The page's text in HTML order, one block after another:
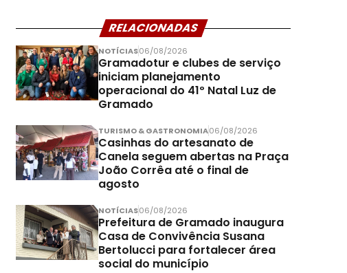
RELACIONADAS
NOTÍCIAS06/08/2026
Gramadotur e clubes de serviço
iniciam planejamento
operacional do 41º Natal Luz de
Gramado
TURISMO & GASTRONOMIA06/08/2026
Casinhas do artesanato de
Canela seguem abertas na Praça
João Corrêa até o final de
agosto
NOTÍCIAS06/08/2026
Prefeitura de Gramado inaugura
Casa de Convivência Susana
Bertolucci para fortalecer área
social do município